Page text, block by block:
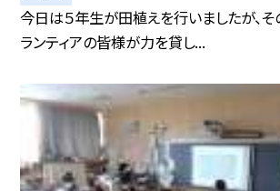
今日は５年生が田植えを行いましたが、そ
ランティアの皆様が力を貸し...